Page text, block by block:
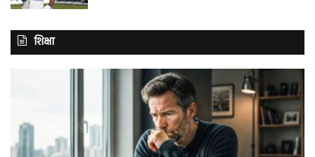
शिक्षा